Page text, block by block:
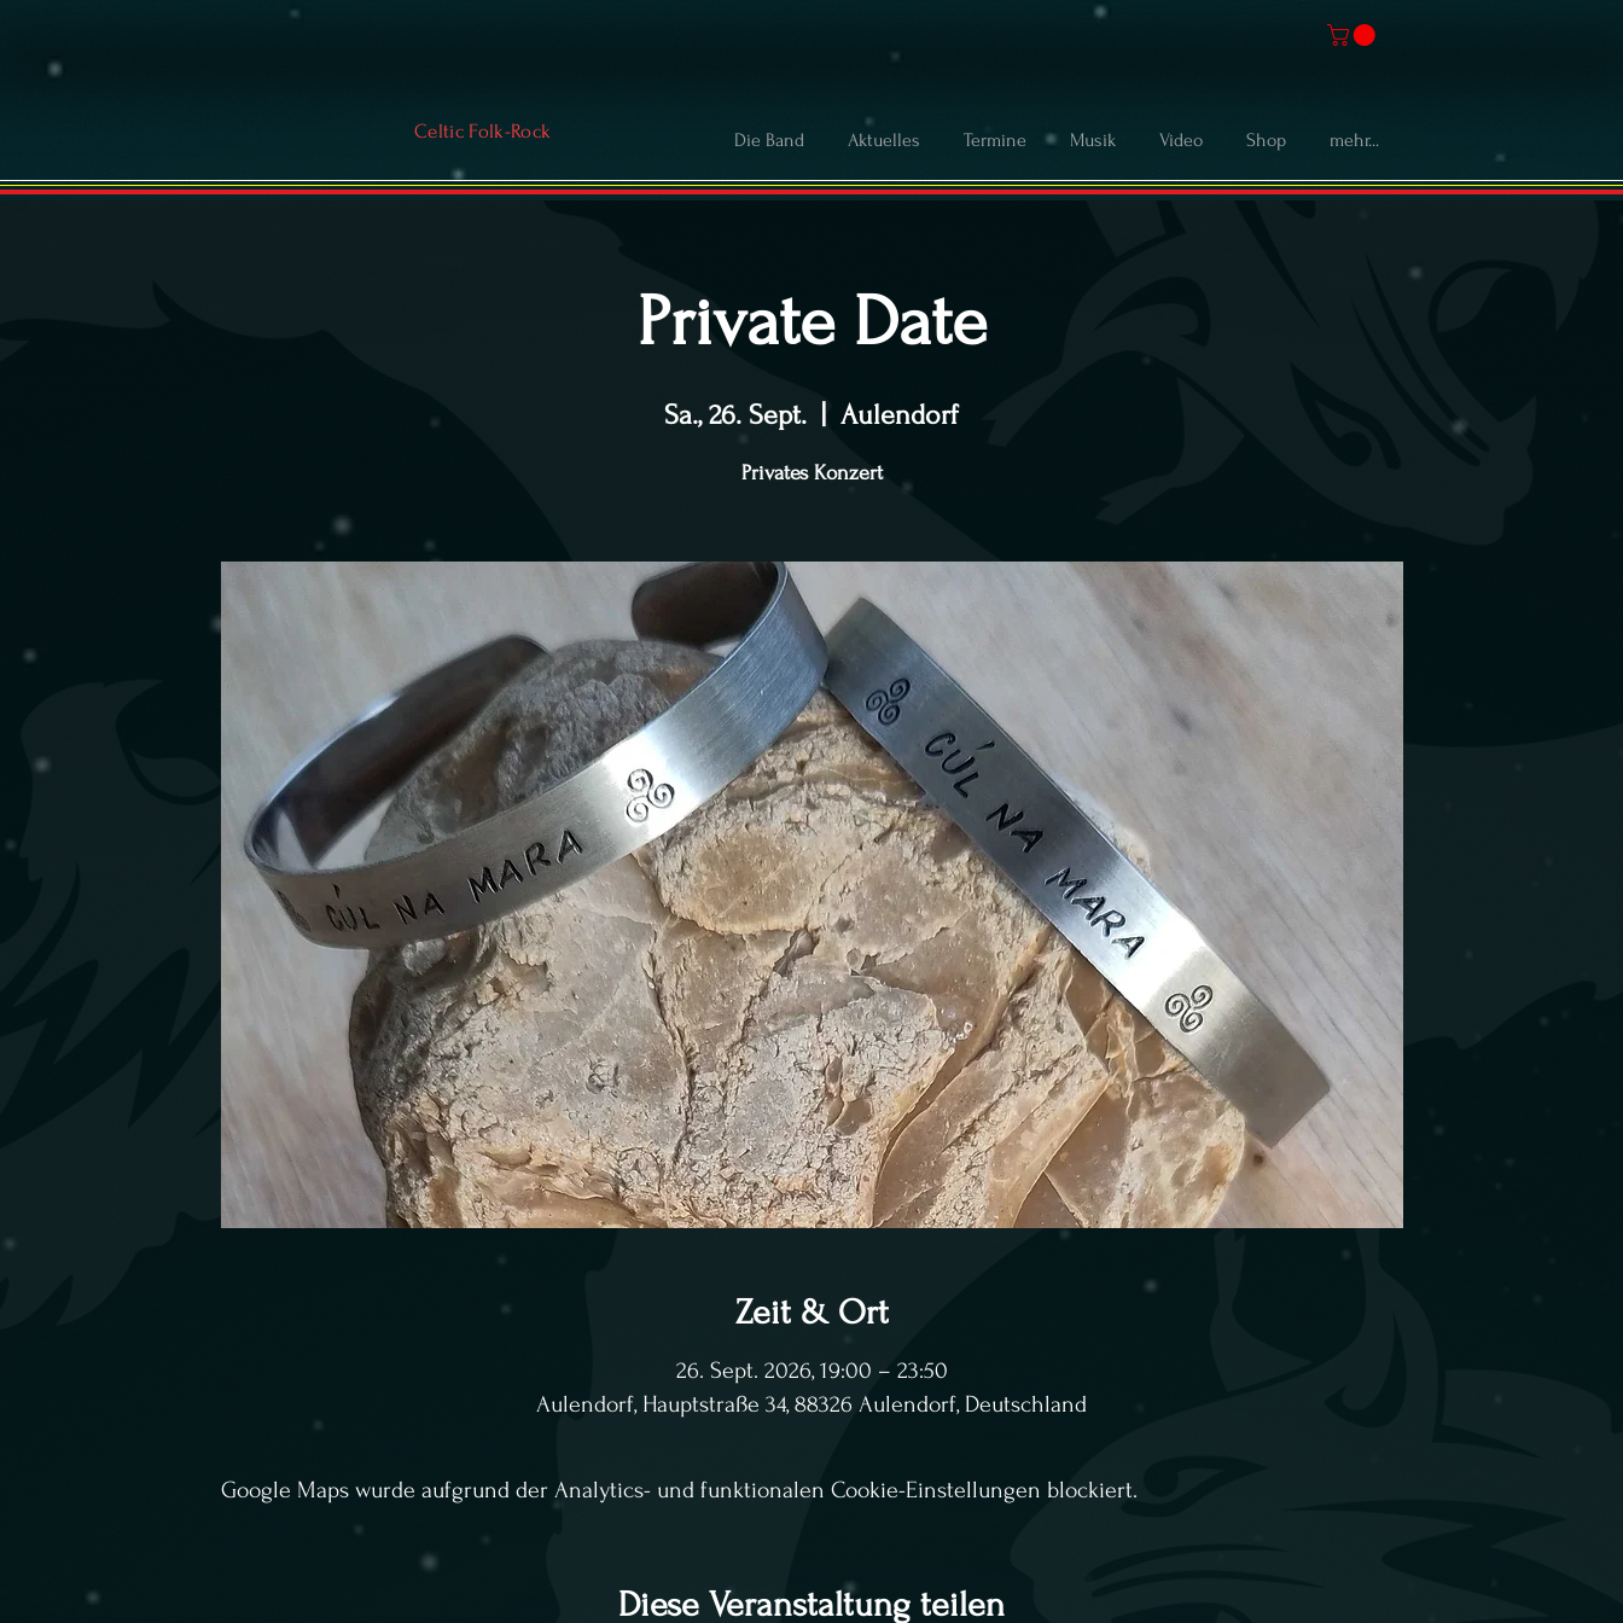
Celtic Folk-Rock Die Band Aktuelles Termine Musik Video Shop mehr...
Private Date
Sa., 26. Sept. Aulendorf
Privates Konzert
Zeit & Ort
26. Sept. 2026, 19:00 – 23:50
Aulendorf, Hauptstraße 34, 88326 Aulendorf, Deutschland
Google Maps wurde aufgrund der Analytics- und funktionalen Cookie-Einstellungen blockiert.
Diese Veranstaltung teilen